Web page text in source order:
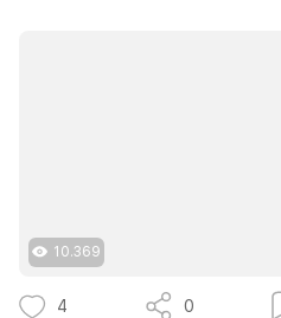
10.369
4 0